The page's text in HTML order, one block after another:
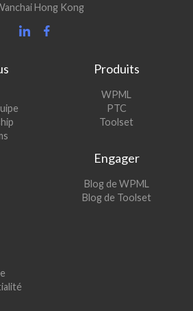
Hong Kong
Produits
WPML
une
PTC(s’ouvre
dans
fenêtre)
Toolset(s’ouvre
nouvelle
Engager
Blog de WPML
dans
Blog de Toolset(s’ouvre